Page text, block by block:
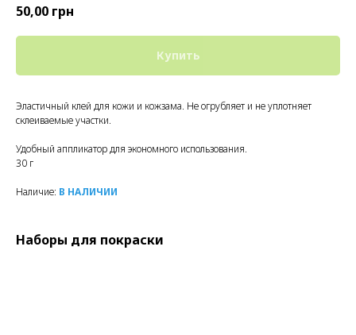
50,00 грн
Купить
Эластичный клей для кожи и кожзама. Не огрубляет и не уплотняет
склеиваемые участки.
Удобный аппликатор для экономного использования.
30 г
Наличие: В НАЛИЧИИ
Наборы для покраски